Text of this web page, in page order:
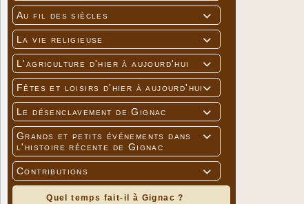

Au fil des siècles

La vie religieuse

L'agriculture d'hier à aujourd'hui

Fêtes et loisirs d'hier à aujourd'hui

Le désenclavement de Gignac

Grands et petits événements dans
l'histoire récente de Gignac

Contributions
Quel temps fait-il à Gignac ?